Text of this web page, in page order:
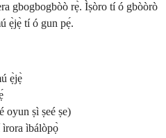
gbogbogbòò rẹ̀. Ìṣòro tí ó gbòòrò
ẹ̀jẹ̀ tí ó gun pẹ́.
ẹ̀jẹ̀
oyun ṣì ṣeé ṣe)
ìbálòpọ̀